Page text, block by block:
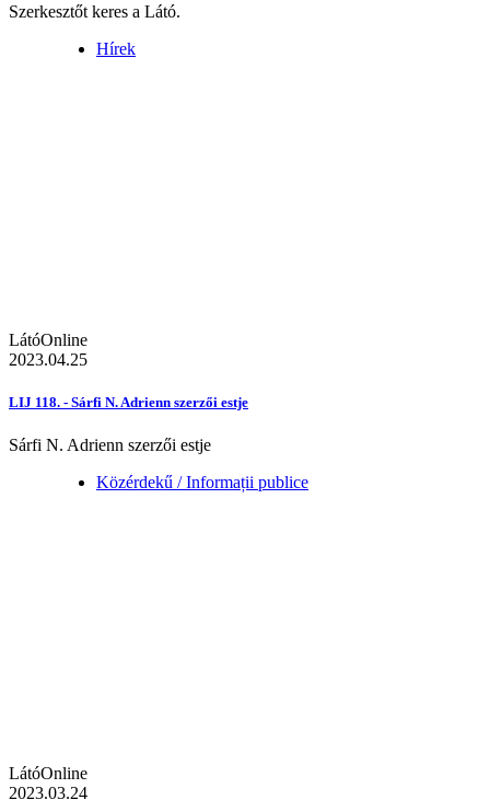
Szerkesztőt keres a Látó.
Hírek
LátóOnline
2023.04.25
LIJ 118. - Sárfi N. Adrienn szerzői estje
Sárfi N. Adrienn szerzői estje
Közérdekű / Informații publice
LátóOnline
2023.03.24